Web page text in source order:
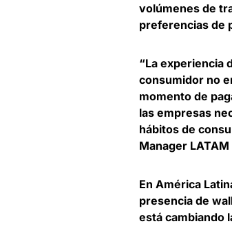
volúmenes de
preferencias de
“La experiencia
consumidor no
momento de
las empresas
hábitos de
Manager
En América
presencia de
está cambiando